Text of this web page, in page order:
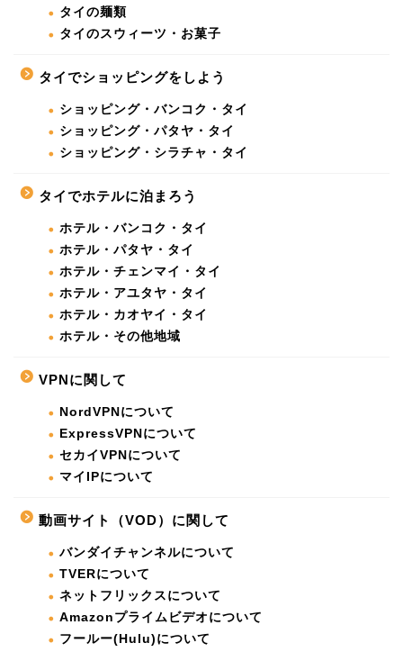
タイの麺類
タイのスウィーツ・お菓子
タイでショッピングをしよう
ショッピング・バンコク・タイ
ショッピング・パタヤ・タイ
ショッピング・シラチャ・タイ
タイでホテルに泊まろう
ホテル・バンコク・タイ
ホテル・パタヤ・タイ
ホテル・チェンマイ・タイ
ホテル・アユタヤ・タイ
ホテル・カオヤイ・タイ
ホテル・その他地域
VPNに関して
NordVPNについて
ExpressVPNについて
セカイVPNについて
マイIPについて
動画サイト（VOD）に関して
バンダイチャンネルについて
TVERについて
ネットフリックスについて
Amazonプライムビデオについて
フールー(Hulu)について